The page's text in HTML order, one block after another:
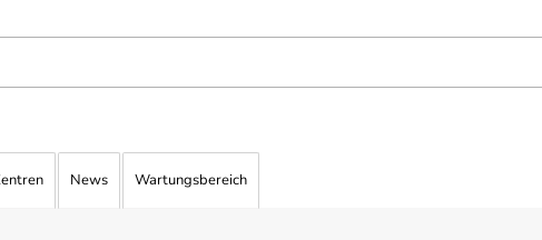
News Wartungsbereich